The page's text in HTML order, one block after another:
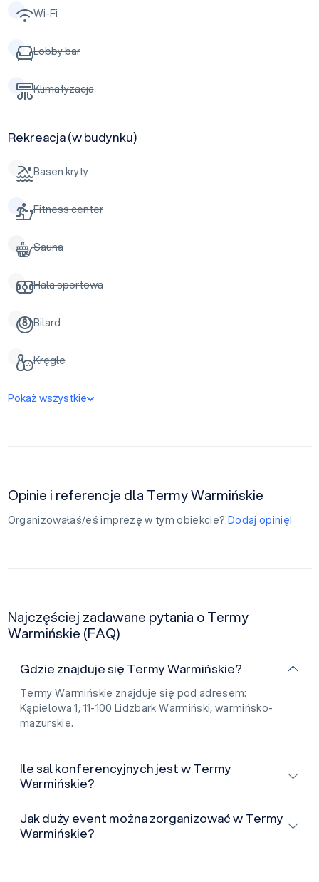
Wi-Fi
Lobby bar
Klimatyzacja
Rekreacja (w budynku)
Basen kryty
Fitness center
Sauna
Hala sportowa
Bilard
Kręgle
Pokaż wszystkie
Opinie i referencje dla Termy Warmińskie
Organizowałaś/eś imprezę w tym obiekcie? Dodaj opinię!
Najczęściej zadawane pytania o Termy
Warmińskie (FAQ)
Gdzie znajduje się Termy Warmińskie?
Termy Warmińskie znajduje się pod adresem:
Kąpielowa 1, 11-100 Lidzbark Warmiński, warmińsko-
mazurskie.
Ile sal konferencyjnych jest w Termy
Warmińskie?
Jak duży event można zorganizować w Termy
Warmińskie?